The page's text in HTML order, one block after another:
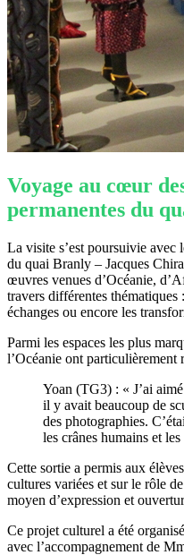
Voyage au cœur
permanentes du
La visite s’est poursuivie avec
du quai Branly – Jacques
œuvres venues d’Océanie,
travers différentes thématiques
échanges ou encore les
Parmi les espaces les plus
l’Océanie ont particulièrement
Yoan (TG3) : « J’ai
il y avait beaucoup de
des photographies.
les crânes humains et les
Cette sortie a permis aux
cultures variées et sur le rôle
moyen d’expression et
Ce projet culturel a été
avec l’accompagnement de